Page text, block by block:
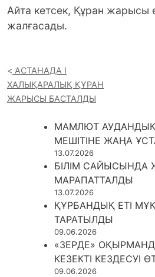
Айта кетсек, Құран жарысы
жалғасады.
АСТАНАДА І
ХАЛЫҚАРАЛЫҚ ҚҰРАН
ЖАРЫСЫ БАСТАЛДЫ
МАМЛЮТ АУДАНДЫҚ
МЕШІТІНЕ ЖАҢА
13.07.2026
БІЛІМ САЙЫСЫНДА
МАРАПАТТАЛДЫ
13.07.2026
ҚҰРБАНДЫҚ ЕТІ
ТАРАТЫЛДЫ
09.06.2026
«ЗЕРДЕ»
КЕЗЕКТІ КЕЗДЕСУІ
09.06.2026